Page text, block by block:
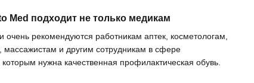
Med подходит не только медикам
рекомендуются работникам аптек, косметологам,
массажистам и другим сотрудникам в сфере
нужна качественная профилактическая обувь.